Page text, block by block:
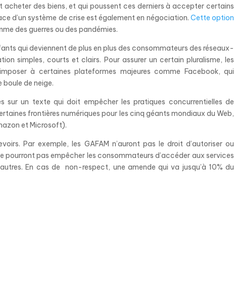
acheter des biens, et qui poussent ces derniers à accepter certains
d’un système de crise est également en négociation. Cette option
des guerres ou des pandémies.
qui deviennent de plus en plus des consommateurs des réseaux-
simples, courts et clairs. Pour assurer un certain pluralisme, les
à certaines plateformes majeures comme Facebook, qui
boule de neige.
sur un texte qui doit empêcher les pratiques concurrentielles de
frontières numériques pour les cinq géants mondiaux du Web,
et Microsoft).
Par exemple, les GAFAM n’auront pas le droit d’autoriser ou
pourront pas empêcher les consommateurs d’accéder aux services
En cas de non-respect, une amende qui va jusqu’à 10% du